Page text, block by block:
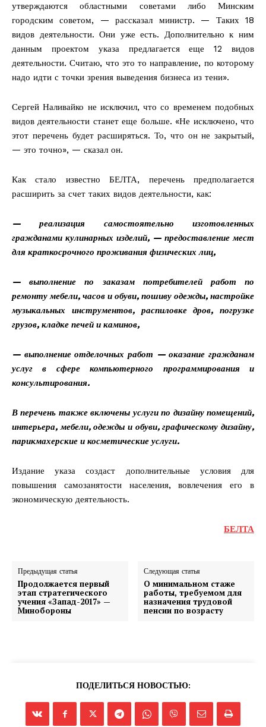
утверждаются областными советами либо Минским
городским советом, — рассказал министр. — Таких 18
видов деятельности. Они уже есть. Дополнительно к ним
данным проектом указа предлагается еще 12 видов
деятельности. Считаю, что это то направление, по которому
надо идти с точки зрения выведения бизнеса из тени».
Сергей Наливайко не исключил, что со временем подобных
видов деятельности станет еще больше. «Не исключено, что
этот перечень будет расширяться. То, что он не закрытый,
— это точно», — сказал он.
Как стало известно БЕЛТА, перечень предполагается
расширить за счет таких видов деятельности, как:
— реализация самостоятельно изготовленных
гражданами кулинарных изделий, — предоставление мест
для краткосрочного проживания физических лиц,
— выполнение по заказам потребителей работ по
ремонту мебели, часов и обуви, пошиву одежды, настройке
музыкальных инструментов, распиловке дров, погрузке
грузов, кладке печей и каминов,
— выполнение отделочных работ — оказание гражданам
услуг в сфере компьютерного программирования и
консультирования.
В перечень также включены услуги по дизайну помещений,
интерьера, мебели, одежды и обуви, графическому дизайну,
парикмахерские и косметические услуги.
Издание указа создаст дополнительные условия для
повышения самозанятости населения, вовлечения его в
экономическую деятельность.
БЕЛТА
Предыдущая статья
Продолжается первый
этап стратегического
учения «Запад-2017» —
Минобороны
Следующая статья
О минимальном стаже
работы, требуемом для
назначения трудовой
пенсии по возрасту
ПОДЕЛИТЬСЯ НОВОСТЬЮ: